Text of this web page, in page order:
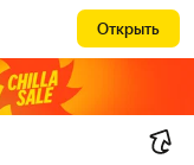
Открыть